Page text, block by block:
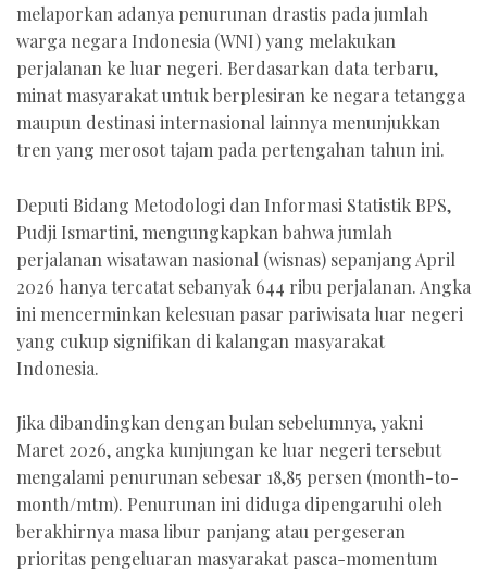
melaporkan adanya penurunan drastis pada jumlah
warga negara Indonesia (WNI) yang melakukan
perjalanan ke luar negeri. Berdasarkan data terbaru,
minat masyarakat untuk berplesiran ke negara tetangga
maupun destinasi internasional lainnya menunjukkan
tren yang merosot tajam pada pertengahan tahun ini.
Deputi Bidang Metodologi dan Informasi Statistik BPS,
Pudji Ismartini, mengungkapkan bahwa jumlah
perjalanan wisatawan nasional (wisnas) sepanjang April
2026 hanya tercatat sebanyak 644 ribu perjalanan. Angka
ini mencerminkan kelesuan pasar pariwisata luar negeri
yang cukup signifikan di kalangan masyarakat
Indonesia.
Jika dibandingkan dengan bulan sebelumnya, yakni
Maret 2026, angka kunjungan ke luar negeri tersebut
mengalami penurunan sebesar 18,85 persen (month-to-
month/mtm). Penurunan ini diduga dipengaruhi oleh
berakhirnya masa libur panjang atau pergeseran
prioritas pengeluaran masyarakat pasca-momentum